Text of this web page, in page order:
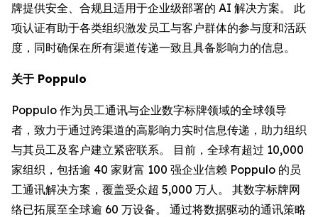
牌提供安全、合规且适用于企业级部署的 AI 解决方案。 此
项认证有助于各类组织激发员工与客户群体的参与度和活跃
度，同时确保在所有渠道传递一致且具备影响力的信息。
关于 Poppulo
Poppulo 作为员工通讯与企业数字标牌领域的全球领导
者，致力于通过跨渠道的高影响力实时信息传递，助力组织
与其员工及客户建立紧密联系。 目前，全球有超过 10,000
家组织，包括逾 40 家财富 100 强企业信赖 Poppulo 的员
工通讯解决方案，覆盖受众超 5,000 万人。 其数字标牌网
络已拓展至全球逾 60 万设备。 通过将数据驱动的通讯策略